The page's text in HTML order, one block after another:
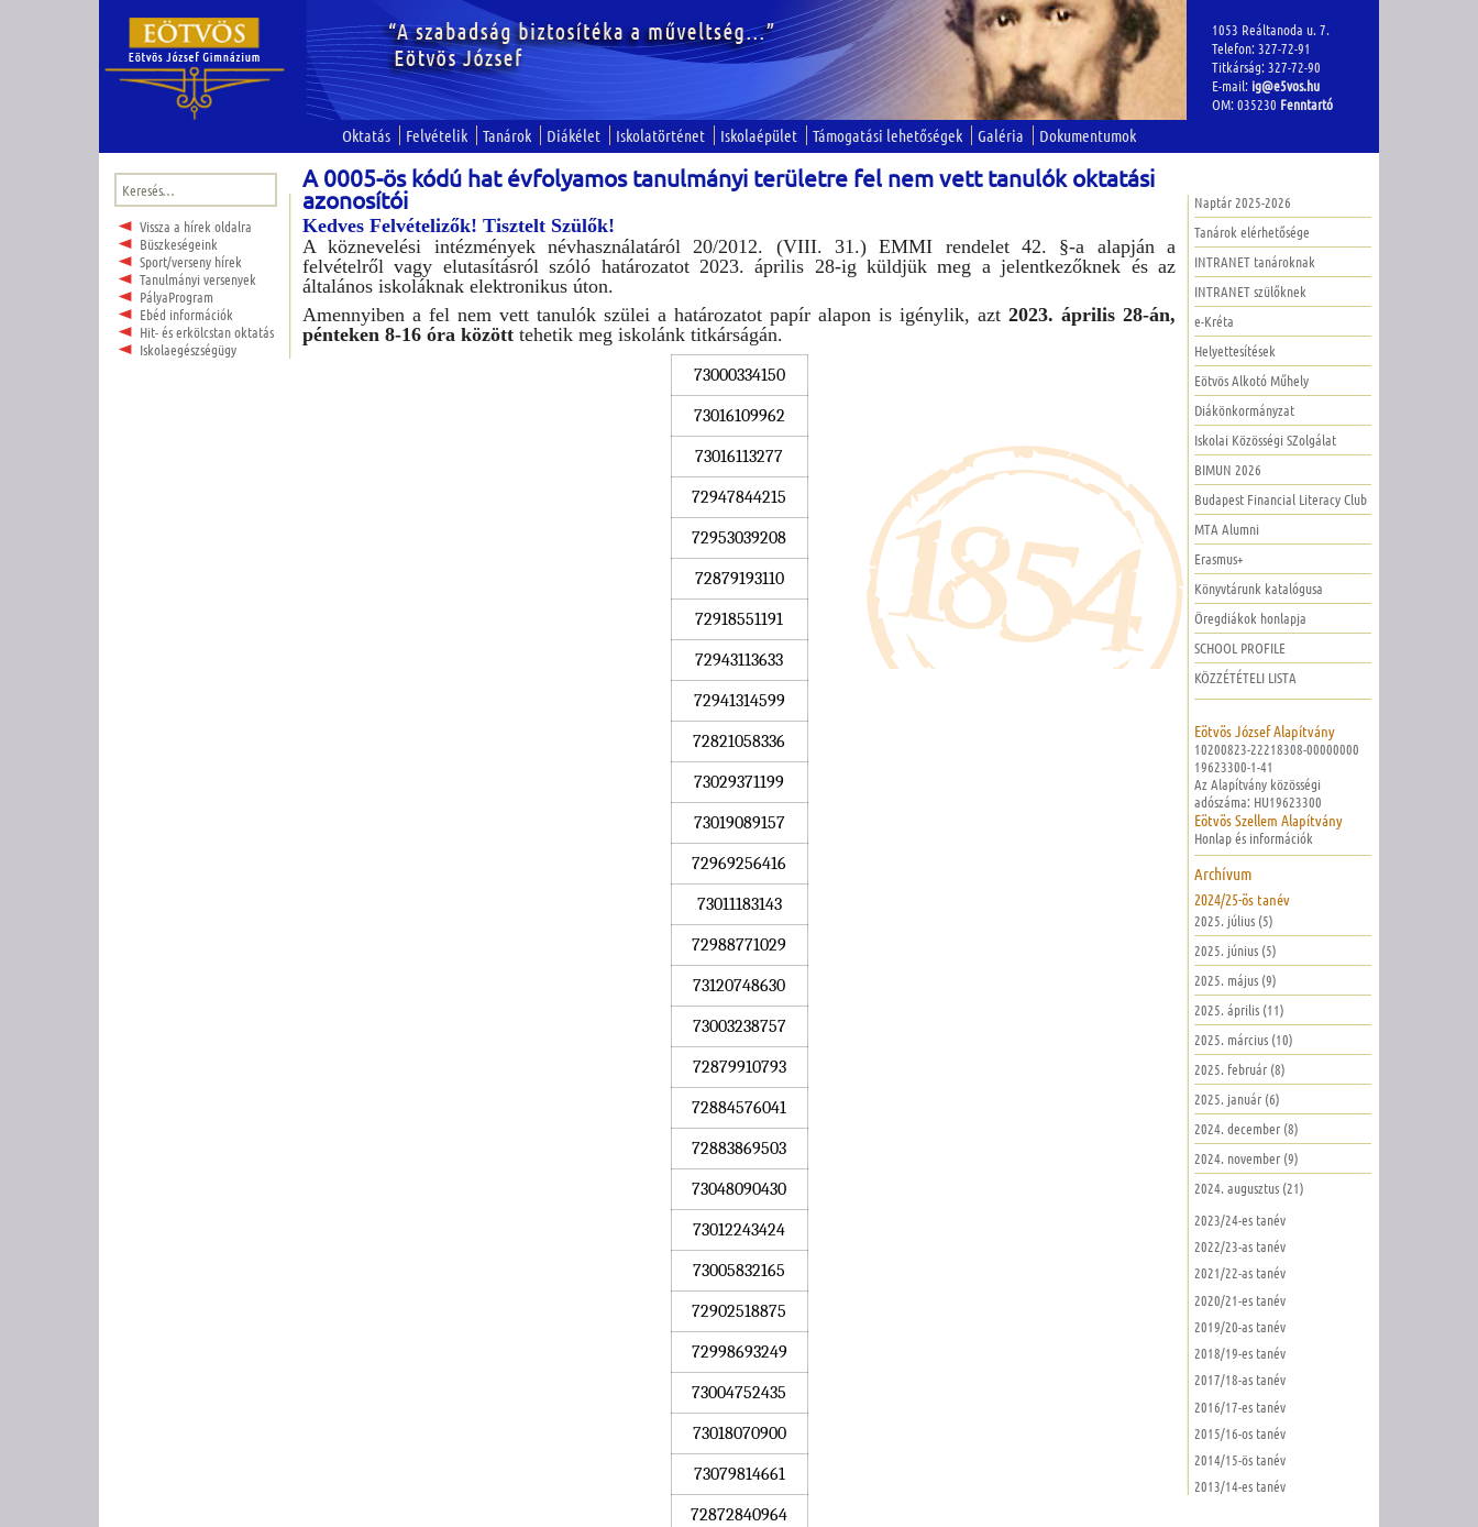
1053 Reáltanoda u. 7.
Telefon: 327-72-91
Titkárság: 327-72-90
E-mail: ig@e5vos.hu
OM: 035230 Fenntartó
Oktatás Felvételik Tanárok Diákélet Iskolatörténet Iskolaépület Támogatási lehetőségek Galéria Dokumentumok
Keresés:
Vissza a hírek oldalra
Büszkeségeink
Sport/verseny hírek
Tanulmányi versenyek
PályaProgram
Ebéd információk
Hit- és erkölcstan oktatás
Iskolaegészségügy
A 0005-ös kódú hat évfolyamos tanulmányi területre fel nem vett tanulók oktatási
azonosítói
Kedves Felvételizők! Tisztelt Szülők!
A köznevelési intézmények névhasználatáról 20/2012. (VIII. 31.) EMMI rendelet 42. §-a alapján a
felvételről vagy elutasításról szóló határozatot 2023. április 28-ig küldjük meg a jelentkezőknek és az
általános iskoláknak elektronikus úton.
Amennyiben a fel nem vett tanulók szülei a határozatot papír alapon is igénylik, azt 2023. április 28-án,
pénteken 8-16 óra közötttehetik meg iskolánk titkárságán.
73000334150
73016109962
73016113277
72947844215
72953039208
72879193110
72918551191
72943113633
72941314599
72821058336
73029371199
73019089157
72969256416
73011183143
72988771029
73120748630
73003238757
72879910793
72884576041
72883869503
73048090430
73012243424
73005832165
72902518875
72998693249
73004752435
73018070900
73079814661
72872840964
Naptár 2025-2026
Tanárok elérhetősége
INTRANET tanároknak
INTRANET szülőknek
e-Kréta
Helyettesítések
Eötvös Alkotó Műhely
Diákönkormányzat
Iskolai Közösségi SZolgálat
BIMUN 2026
Budapest Financial Literacy Club
MTA Alumni
Erasmus+
Könyvtárunk katalógusa
Öregdiákok honlapja
SCHOOL PROFILE
KÖZZÉTÉTELI LISTA
Eötvös József Alapítvány
10200823-22218308-00000000
19623300-1-41
Az Alapítvány közösségi
adószáma: HU19623300
Eötvös Szellem Alapítvány
Honlap és információk
Archívum
2024/25-ös tanév
2025. július (5)
2025. június (5)
2025. május (9)
2025. április (11)
2025. március (10)
2025. február (8)
2025. január (6)
2024. december (8)
2024. november (9)
2024. augusztus (21)
2023/24-es tanév
2022/23-as tanév
2021/22-as tanév
2020/21-es tanév
2019/20-as tanév
2018/19-es tanév
2017/18-as tanév
2016/17-es tanév
2015/16-os tanév
2014/15-ös tanév
2013/14-es tanév